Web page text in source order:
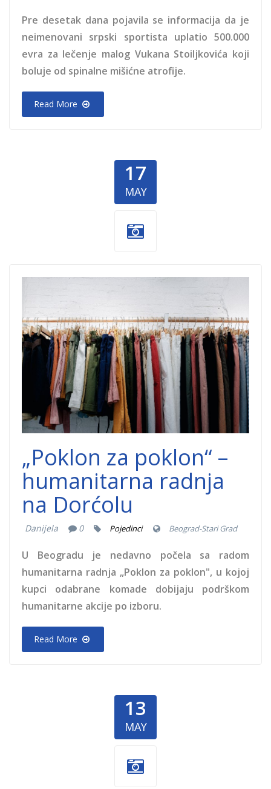
Pre desetak dana pojavila se informacija da je
neimenovani srpski sportista uplatio 500.000
evra za lečenje malog Vukana Stoiljkovića koji
boluje od spinalne mišićne atrofije.
Read More
17
MAY
donacija-
polovne-
odece.jpg
„Poklon za poklon“ –
humanitarna radnja
na Dorćolu
Danijela 0 Pojedinci Beograd-Stari Grad
U Beogradu je nedavno počela sa radom
humanitarna radnja „Poklon za poklon", u kojoj
kupci odabrane komade dobijaju podrškom
humanitarne akcije po izboru.
Read More
13
MAY